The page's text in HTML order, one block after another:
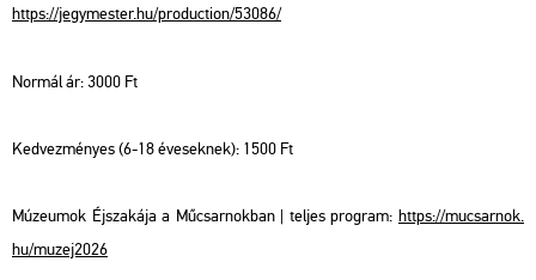
https://​jegy­mes­ter.​hu/​pro­duc­ti­on/​53086/
Nor­mál ár: 3000 Ft
Ked­vez­mé­nyes (6-18 éve­sek­nek): 1500 Ft
Mú­ze­u­mok Éj­sza­ká­ja a Mű­csar­nok­ban | tel­jes prog­ram: https://​mu­csar­nok.​
hu/​mu­zej2026